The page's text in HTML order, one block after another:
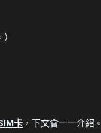
卡 ，下文會一一介紹。